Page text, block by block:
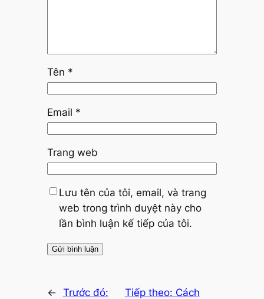
Tên *
Email *
Trang web
Lưu tên của tôi, email, và trang
web trong trình duyệt này cho
lần bình luận kế tiếp của tôi.
← Trước đó:
Tiếp theo: Cách